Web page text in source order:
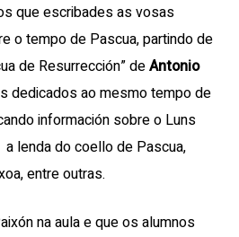
que escribades as vosas
o tempo de Pascua, partindo de
de Resurrección” deAntonio
dedicados ao mesmo tempo de
información sobre o Luns
lenda do coello de Pascua,
entre outras.
na aula e que os alumnos